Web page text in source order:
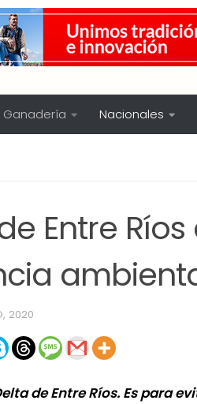
Ganadería Nacionales
Entre
2020
de Entre Ríos. Es para